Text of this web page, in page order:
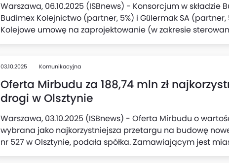
Warszawa, 06.10.2025 (ISBnews) - Konsorcjum w składzie
Budimex ‎Kolejnictwo (partner, 5%) i Gülermak SA (partner,
Kolejowe umowę na zaprojektowanie (w zakresie
linii kolejowej nr 622 na tzw. odcinku H Szczyrzyc -
Piekiełko), podał Budimex. Wartość umowy to 1 693,35 mln
podstawowy 1 690,85 mln zł netto, a wynagrodzenie
zakończenia robót przypada na 54 miesiące od daty
03.10.2025 Komunikacyjna
Oferta Mirbudu za 188,74 mln zł
drogi w Olsztynie
Warszawa, 03.10.2025 (ISBnews) - Oferta Mirbudu o
wybrana jako najkorzystniejsza przetargu na budowę
nr 527 w Olsztynie, podała spółka. Zamawiającym jest